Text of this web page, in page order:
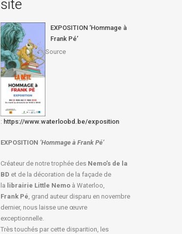
site
EXPOSITION ‘Hommage à
Frank Pé’
Source
: https://www.waterloobd.be/exposition
EXPOSITION ‘Hommage à Frank Pé’
Créateur de notre trophée des Nemo’s de la
BD et de la décoration de la façade de
la librairie Little Nemoà Waterloo,
Frank Pé, grand auteur disparu en novembre
dernier, nous laisse une œuvre
exceptionnelle.
Très touchés par cette disparition, les